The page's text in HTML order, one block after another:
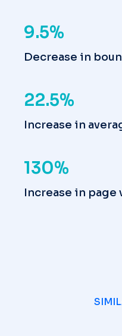
9.5%
Decrease in
22.5%
Increase in
130%
Increase in page